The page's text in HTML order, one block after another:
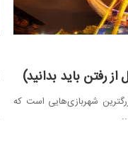
از رفتن باید بدانید)
شهربازی‌هایی است که